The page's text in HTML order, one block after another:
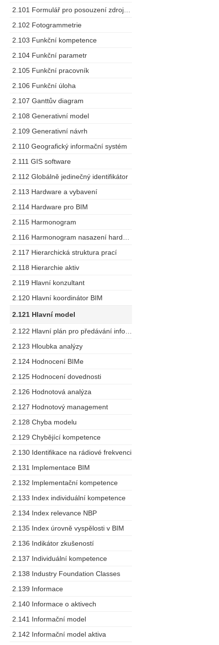
2.102 Fotogrammetrie
2.103 Funkční kompetence
2.104 Funkční parametr
2.105 Funkční pracovník
2.106 Funkční úloha
2.107 Ganttův diagram
2.108 Generativní model
2.109 Generativní návrh
2.110 Geografický informační systém
2.111 GIS software
2.112 Globálně jedinečný identifikátor
2.113 Hardware a vybavení
2.114 Hardware pro BIM
2.115 Harmonogram
2.117 Hierarchická struktura prací
2.118 Hierarchie aktiv
2.119 Hlavní konzultant
2.120 Hlavní koordinátor BIM
2.121 Hlavní model
2.123 Hloubka analýzy
2.124 Hodnocení BIMe
2.125 Hodnocení dovednosti
2.126 Hodnotová analýza
2.127 Hodnotový management
2.128 Chyba modelu
2.129 Chybějící kompetence
2.130 Identifikace na rádiové frekvenci
2.131 Implementace BIM
2.132 Implementační kompetence
2.133 Index individuální kompetence
2.134 Index relevance NBP
2.135 Index úrovně vyspělosti v BIM
2.136 Indikátor zkušeností
2.137 Individuální kompetence
2.138 Industry Foundation Classes
2.139 Informace
2.140 Informace o aktivech
2.141 Informační model
2.142 Informační model aktiva